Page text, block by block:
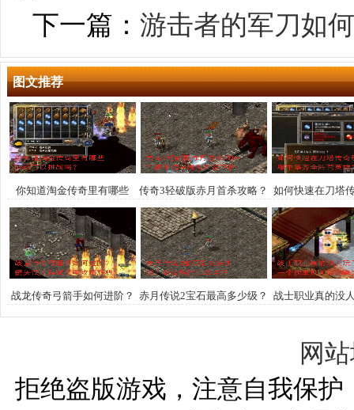
下一篇： 游击者的军刀如
图文推荐
你知道淘金传奇里有哪些
boss可以挑战吗？
传奇3轻破版赤月首杀攻略？
高手速来围观独家解析
如何快速在刀塔
集齐全阵营
战龙传奇弓箭手如何进阶？
箭矢疾风破敌千里攻略解析
赤月传说2宝石最高多少级？
各级属性加成详解
战士职业真的没
如何打造一个能单
网
拒绝盗版游戏，注意自我保